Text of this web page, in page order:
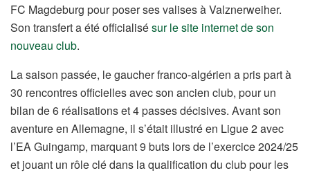
FC Magdeburg pour poser ses valises à Valznerweiher.
Son transfert a été officialisésur le site internet de son
nouveau club.
La saison passée, le gaucher franco-algérien a pris part à
30 rencontres officielles avec son ancien club, pour un
bilan de 6 réalisations et 4 passes décisives. Avant son
aventure en Allemagne, il s’était illustré en Ligue 2 avec
l’EA Guingamp, marquant 9 buts lors de l’exercice 2024/25
et jouant un rôle clé dans la qualification du club pour les